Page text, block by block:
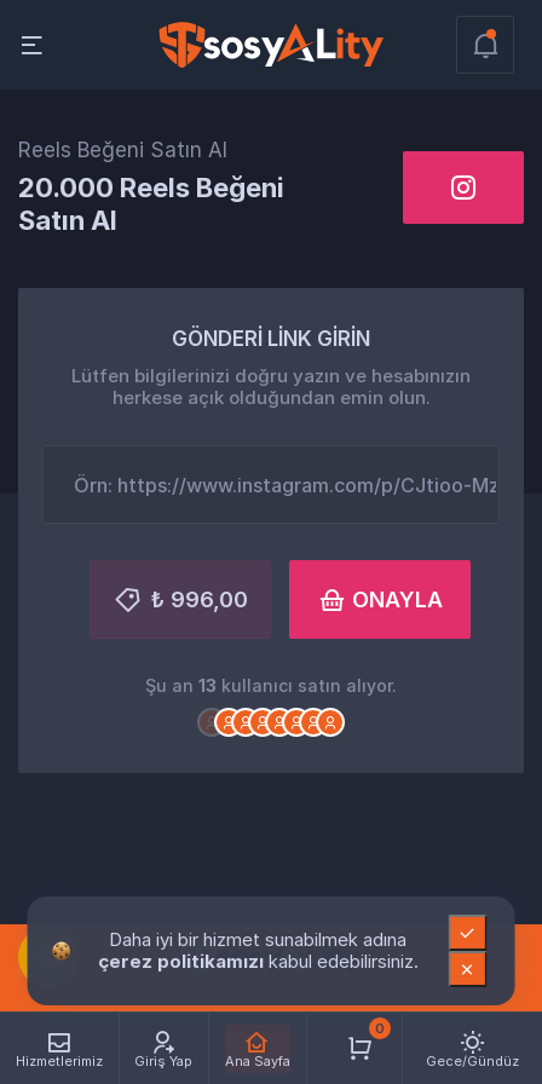
Hizmetlerimiz Giriş Yap Ana Sayfa
0
Gece/Gündüz
Reels Beğeni Satın Al
20.000 Reels Beğeni
Satın Al
GÖNDERİ LİNK GİRİN
Lütfen bilgilerinizi doğru yazın ve hesabınızın
herkese açık olduğundan emin olun.
₺ 996,00 ONAYLA
Şu an 13 kullanıcı satın alıyor.
Daha iyi bir hizmet sunabilmek adına
çerez politikamızı kabul edebilirsiniz.